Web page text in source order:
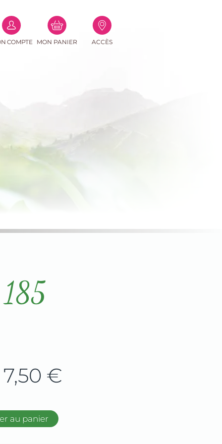
COMPTE
connecter
un compte
MON PANIER(0
PRODUITS)
ACCÈS
7,50 €
au panier